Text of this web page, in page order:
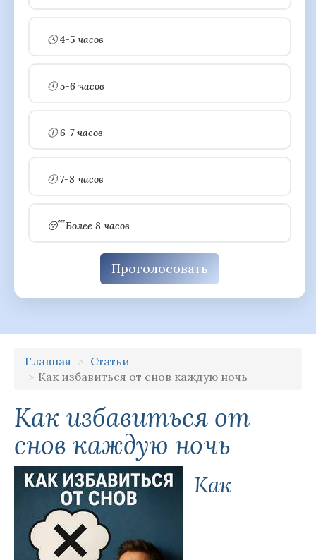
🕓 4-5 часов
🕔 5-6 часов
🕕 6-7 часов
🕖 7-8 часов
😴 Более 8 часов
Проголосовать
Главная
Статьи
Как избавиться от снов каждую ночь
Как избавиться от
снов каждую ночь
Как